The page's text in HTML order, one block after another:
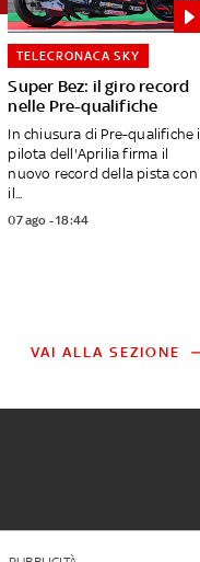
Super Bez: il giro record
nelle Pre-qualifiche
TELECRONACA SKY
In chiusura di Pre-qualifiche il
pilota dell'Aprilia firma il
nuovo record della pista con
il...
07 ago - 18:44
VAI ALLA SEZIONE